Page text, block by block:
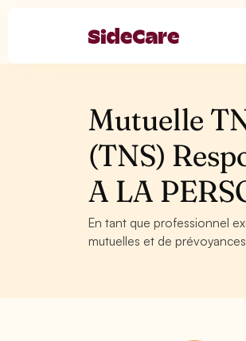
Mutuelle
(TNS)
A LA
En tant que professionnel
mutuelles et de